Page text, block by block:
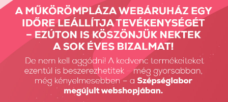
CND Plexigel Shaper...
15990 Ft